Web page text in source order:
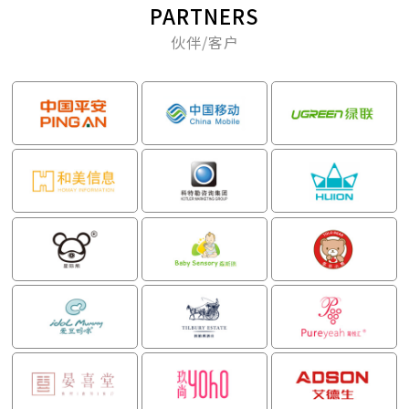
PARTNERS
伙伴/客户